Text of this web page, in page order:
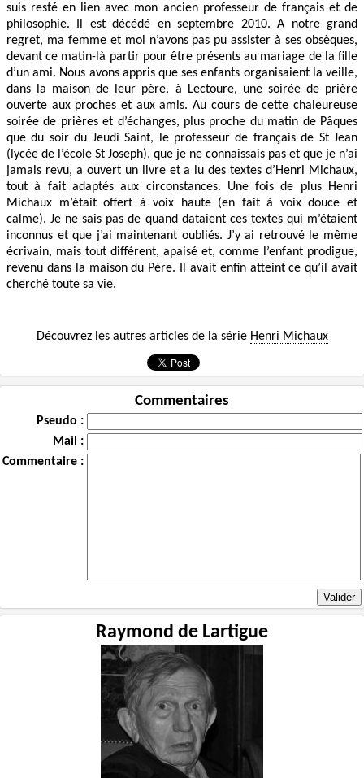
suis resté en lien avec mon ancien professeur de français et de
philosophie. Il est décédé en septembre 2010. A notre grand
regret, ma femme et moi n’avons pas pu assister à ses obsèques,
devant ce matin-là partir pour être présents au mariage de la fille
d’un ami. Nous avons appris que ses enfants organisaient la veille,
dans la maison de leur père, à Lectoure, une soirée de prière
ouverte aux proches et aux amis. Au cours de cette chaleureuse
soirée de prières et d’échanges, plus proche du matin de Pâques
que du soir du Jeudi Saint, le professeur de français de St Jean
(lycée de l’école St Joseph), que je ne connaissais pas et que je n’ai
jamais revu, a ouvert un livre et a lu des textes d’Henri Michaux,
tout à fait adaptés aux circonstances. Une fois de plus Henri
Michaux m’était offert à voix haute (en fait à voix douce et
calme). Je ne sais pas de quand dataient ces textes qui m’étaient
inconnus et que j’ai maintenant oubliés. J’y ai retrouvé le même
écrivain, mais tout différent, apaisé et, comme l’enfant prodigue,
revenu dans la maison du Père. Il avait enfin atteint ce qu’il avait
cherché toute sa vie.
Découvrez les autres articles de la série Henri Michaux
Commentaires
Pseudo :
Mail :
Commentaire :
Raymond de Lartigue